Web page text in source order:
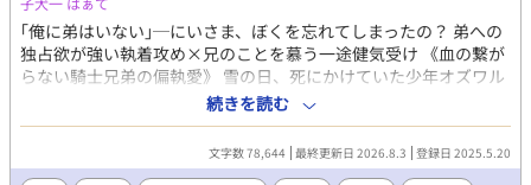
――。
｢俺に弟はいない｣─にいさま、ぼくを忘れてしまったの？ 弟への
独占欲が強い執着攻め×兄のことを慕う一途健気受け 《血の繋が
らない騎士兄弟の偏執愛》 雪の日、死にかけていた少年オズワル
ドを救ったのは、名門騎士貴族スウェロニア家の長子・ハイリだ
った。 「ぼくは貴方の番犬になりたい」 孤独だったオズワルドは
ハイリの使用人として引き取られ、弟として愛されながら、兄だ
けを見て育っていく。 ──そして三年後。 兄の傍に立つため騎士
続きを読む
文字数 78,644 最終更新日 2026.8.3 登録日 2025.5.20